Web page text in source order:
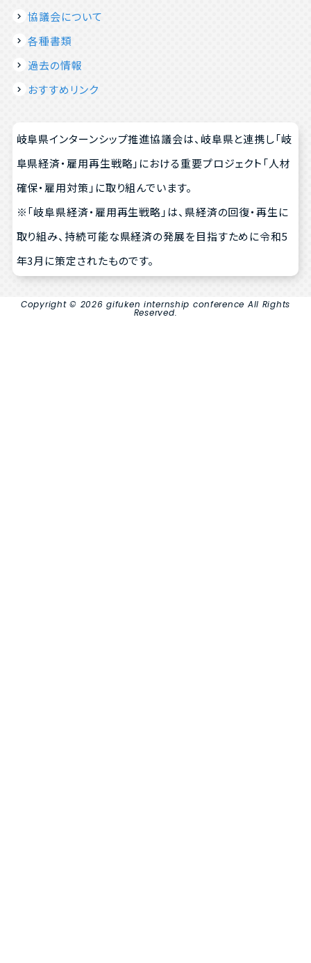
協議会について
各種書類
過去の情報
おすすめリンク
岐阜県インターンシップ推進協議会は、岐阜県と連携し「岐
阜県経済・雇用再生戦略」における重要プロジェクト「人材
確保・雇用対策」に取り組んでいます。
※「岐阜県経済・雇用再生戦略」は、県経済の回復・再生に
取り組み、持続可能な県経済の発展を目指すために令和5
年3月に策定されたものです。
Copyright © 2026 gifuken internship conference All Rights
Reserved.